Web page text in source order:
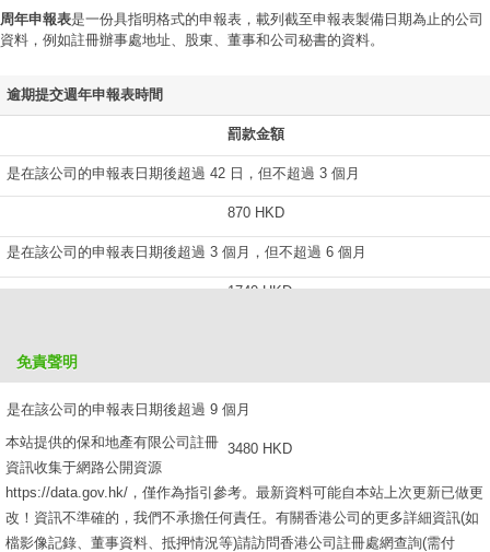
周年申報表是一份具指明格式的申報表，載列截至申報表製備日期為止的公司
資料，例如註冊辦事處地址、股東、董事和公司秘書的資料。
逾期提交週年申報表時間
罰款金額
是在該公司的申報表日期後超過 42 日，但不超過 3 個月
870 HKD
是在該公司的申報表日期後超過 3 個月，但不超過 6 個月
1740 HKD
是在該公司的申報表日期後超過 9 個月
3480 HKD
免責聲明
本站提供的保和地產有限公司註冊
資訊收集于網路公開資源
https://data.gov.hk/，僅作為指引參考。最新資料可能自本站上次更新已做更
改！資訊不準確的，我們不承擔任何責任。有關香港公司的更多詳細資訊(如
檔影像記錄、董事資料、抵押情況等)請訪問香港公司註冊處網查詢(需付